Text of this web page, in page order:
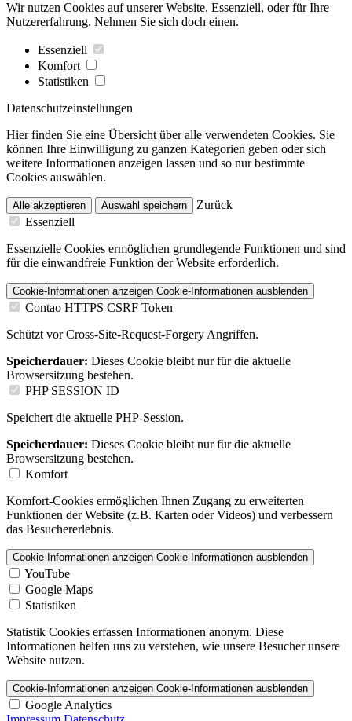
Wir nutzen Cookies auf unserer Website. Essenziell, oder für Ihre
Nutzererfahrung. Nehmen Sie sich doch einen.
Essenziell
Komfort
Statistiken
Datenschutzeinstellungen
Hier finden Sie eine Übersicht über alle verwendeten Cookies. Sie
können Ihre Einwilligung zu ganzen Kategorien geben oder sich
weitere Informationen anzeigen lassen und so nur bestimmte
Cookies auswählen.
Alle akzeptieren Auswahl speichern
Zurück
Essenziell
Essenzielle Cookies ermöglichen grundlegende Funktionen und sind
für die einwandfreie Funktion der Website erforderlich.
Cookie-Informationen anzeigen Cookie-Informationen ausblenden
Contao HTTPS CSRF Token
Schützt vor Cross-Site-Request-Forgery Angriffen.
Speicherdauer: Dieses Cookie bleibt nur für die aktuelle
Browsersitzung bestehen.
PHP SESSION ID
Speichert die aktuelle PHP-Session.
Speicherdauer: Dieses Cookie bleibt nur für die aktuelle
Browsersitzung bestehen.
Komfort
Komfort-Cookies ermöglichen Ihnen Zugang zu erweiterten
Funktionen der Website (z.B. Karten oder Videos) und verbessern
das Besuchererlebnis.
Cookie-Informationen anzeigen Cookie-Informationen ausblenden
YouTube
Google Maps
Statistiken
Statistik Cookies erfassen Informationen anonym. Diese
Informationen helfen uns zu verstehen, wie unsere Besucher unsere
Website nutzen.
Cookie-Informationen anzeigen Cookie-Informationen ausblenden
Google Analytics